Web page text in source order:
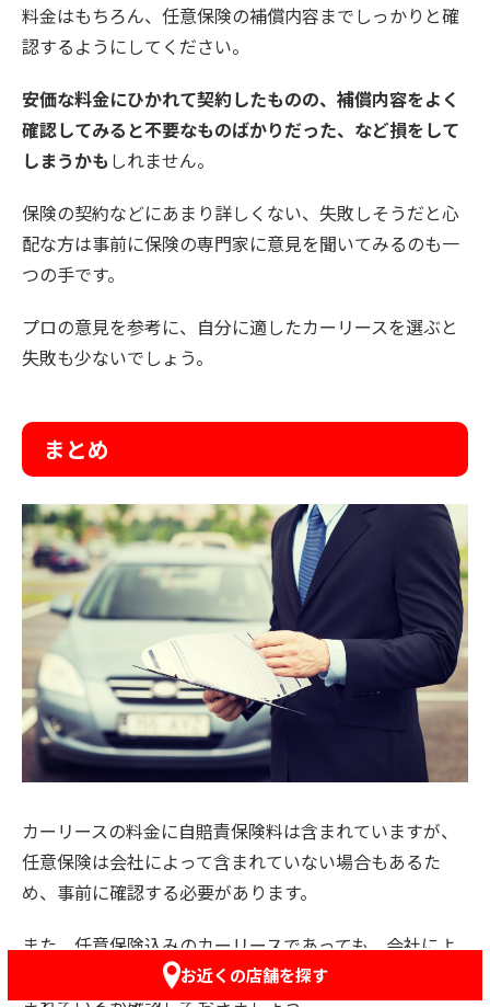
料金はもちろん、任意保険の補償内容までしっかりと確
認するようにしてください。
安価な料金にひかれて契約したものの、補償内容をよく
確認してみると不要なものばかりだった、など損をして
しまうかも しれません。
保険の契約などにあまり詳しくない、失敗しそうだと心
配な方は事前に保険の専門家に意見を聞いてみるのも一
つの手です。
プロの意見を参考に、自分に適したカーリースを選ぶと
失敗も少ないでしょう。
まとめ
カーリースの料金に自賠責保険料は含まれていますが、
任意保険は会社によって含まれていない場合もあるた
め、事前に確認する必要があります。
また、任意保険込みのカーリースであっても、会社によ
って保険内容が違うため、契約前に必ず下記の内容が含
お近くの店舗を探す